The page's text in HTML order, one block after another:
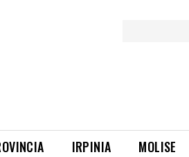
IRPINIA MOLISE